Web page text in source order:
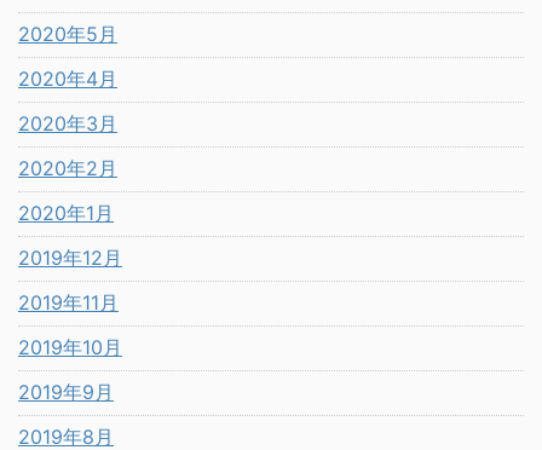
2020年5月
2020年4月
2020年3月
2020年2月
2020年1月
2019年12月
2019年11月
2019年10月
2019年9月
2019年8月